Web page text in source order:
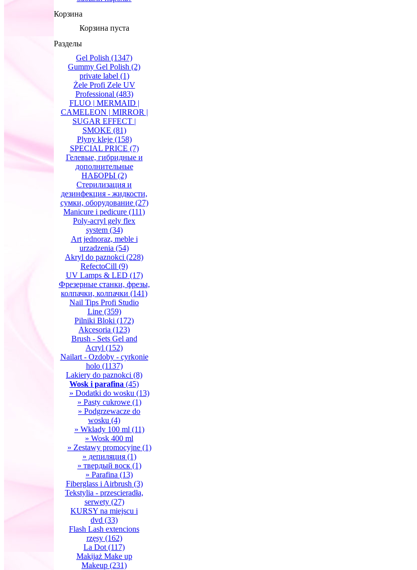
Корзина
Корзина пуста
Разделы
Gel Polish (1347)
Gummy Gel Polish (2)
private label (1)
Żele Profi Zele UV
Professional (483)
FLUO | MERMAID |
CAMELEON | MIRROR |
SUGAR EFFECT |
SMOKE (81)
Plyny kleje(158)
SPECIAL PRICE (7)
Гелевые, гибридные и
дополнительные
НАБОРЫ (2)
Стерилизация и
дезинфекция - жидкости,
сумки, оборудование(27)
Manicure i pedicure (111)
Poly-acryl gely flex
system(34)
Art jednoraz, meble i
urzadzenia (54)
Akryl do paznokci (228)
RefectoCill (9)
UV Lamps & LED (17)
Фрезерные станки, фрезы,
колпачки, колпачки (141)
Nail Tips Profi Studio
Line(359)
Pilniki Bloki (172)
Akcesoria (123)
Brush - Sets Gel and
Acryl (152)
Nailart - Ozdoby - cyrkonie
holo(1137)
Lakiery do paznokci (8)
Wosk i parafina (45)
» Dodatki do wosku (13)
» Pasty cukrowe(1)
» Podgrzewacze do
wosku (4)
» Wklady 100 ml (11)
» Wosk 400 ml
» Zestawy promocyjne(1)
» депиляция(1)
» твердый воск(1)
» Parafina (13)
Fiberglass i Airbrush (3)
Tekstylia - przescieradła,
serwety(27)
KURSY na miejscu i
dvd (33)
Flash Lash extencions
rzęsy(162)
La Dot (117)
Makijaż Make up
Makeup (231)